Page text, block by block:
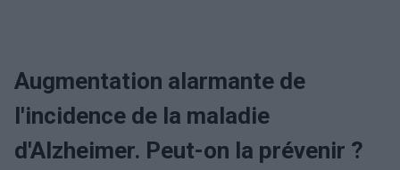
Augmentation alarmante de
l'incidence de la maladie
d'Alzheimer. Peut-on la prévenir ?